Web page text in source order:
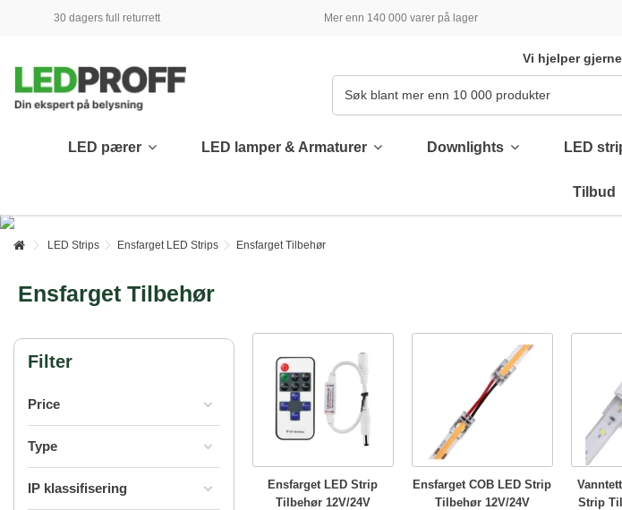
30 dagers full returrett Mer enn 140 000 varer på lager
Vi hjelper
LED pærer LED lamper & Armaturer Downlights LED
Tilbud
LED Strips Ensfarget LED Strips Ensfarget Tilbehør
Ensfarget Tilbehør
Ensfarget LED Strip
Tilbehør 12V/24V
Ensfarget COB LED Strip
Tilbehør 12V/24V
Strip
Filter
Price
Type
IP klassifisering